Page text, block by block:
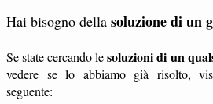
Hai bisogno della soluzione di un
Se state cercando lesoluzioni di un
vedere se lo abbiamo già risolto,
seguente: